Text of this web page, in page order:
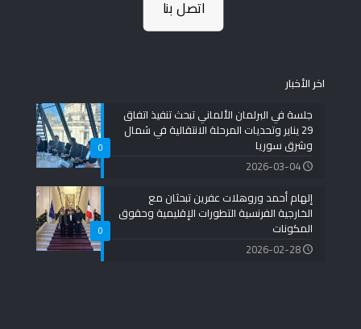
اتصل بنا
اخر الأخبار
0
جلسة في البرلمان الألماني تبحث تنفيذ اتفاق
29 يناير وتحديات المرحلة الانتقالية في شمال
وشرق سوريا
2026-03-04
0
إلهام أحمد وروهلات عفرين تبحثان مع
الخارجية الفرنسية التطورات الإقليمية وحقوق
المكونات
2026-02-28